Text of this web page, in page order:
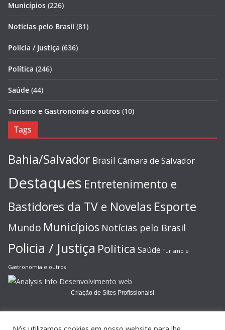
Municípios (226)
Notícias pelo Brasil (81)
Policia / Justiça (636)
Política (246)
Saúde (44)
Turismo e Gastronomia e outros (10)
Tags
Bahia/Salvador Brasil Câmara de Salvador
Destaques Entretenimento e
Bastidores da TV e Novelas Esporte
Mundo Municípios Notícias pelo Brasil
Policia / Justiça Política Saúde Turismo e
Gastronomia e outros
Criação de Sites Profissionais!